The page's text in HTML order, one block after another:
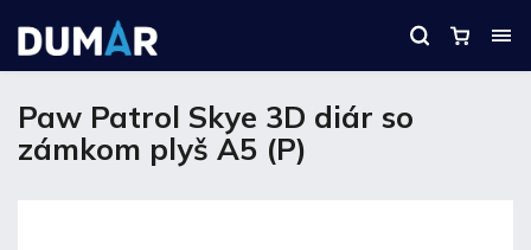
Paw Patrol Skye 3D diár so
zámkom plyš A5 (P)